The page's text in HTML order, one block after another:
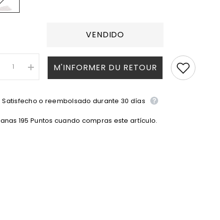
Error:
value
&quot;Aumentar
VENDIDO
M'INFORMER DU RETOUR
Satisfecho o reembolsado durante 30 días
195 Puntos cuando compras este artículo.